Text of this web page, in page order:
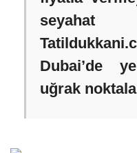
Dubai’de
uğrak